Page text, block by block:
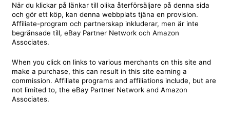
När du klickar på länkar till olika återförsäljare på denna sida
och gör ett köp, kan denna webbplats tjäna en provision.
Affiliate-program och partnerskap inkluderar, men är inte
begränsade till, eBay Partner Network och Amazon
Associates.
When you click on links to various merchants on this site and
make a purchase, this can result in this site earning a
commission. Affiliate programs and affiliations include, but are
not limited to, the eBay Partner Network and Amazon
Associates.